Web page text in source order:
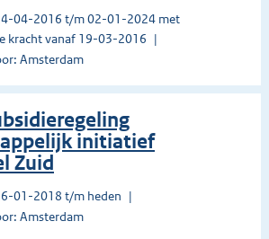
04-2016 t/m 02-01-2024 met
kracht vanaf 19-03-2016
Amsterdam
initiatief
Zuid
01-2018 t/m heden
Amsterdam